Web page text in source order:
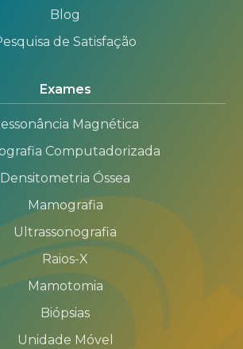
Blog
de Satisfação
Exames
Magnética
Computadorizada
Densitometria Óssea
Mamografia
Ultrassonografia
Raios-X
Mamotomia
Biópsias
Unidade Móvel